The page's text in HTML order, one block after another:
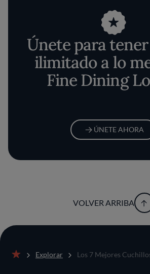
Únete para
ilimitado a lo
Fine Dining
ÚNETE AHORA
VOLVER ARRIBA
Explorar Los 7 Mejores